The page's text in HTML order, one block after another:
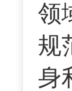
领
规
身